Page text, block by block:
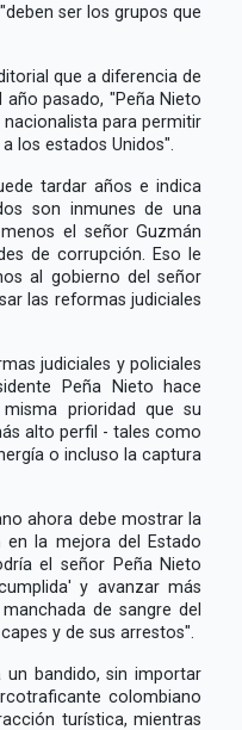
ser los grupos que
que a diferencia de
pasado, "Peña Nieto
para permitir
los estados Unidos".
tardar años e indica
son inmunes de una
el señor Guzmán
de corrupción. Eso le
al gobierno del señor
las reformas judiciales
judiciales y policiales
Peña Nieto hace
prioridad que su
alto perfil - tales como
o incluso la captura
ahora debe mostrar la
en la mejora del Estado
el señor Peña Nieto
y avanzar más
de sangre del
y de sus arrestos".
bandido, sin importar
colombiano
turística, mientras